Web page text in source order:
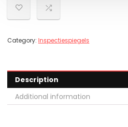
Category: Inspectiespiegels
Description
Additional information